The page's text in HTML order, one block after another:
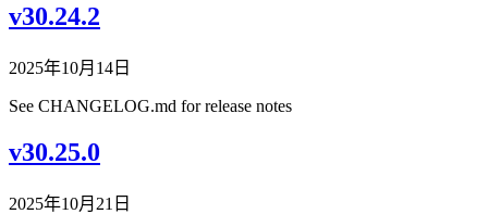
v30.24.2
2025年10月14日
See CHANGELOG.md for release notes
v30.25.0
2025年10月21日